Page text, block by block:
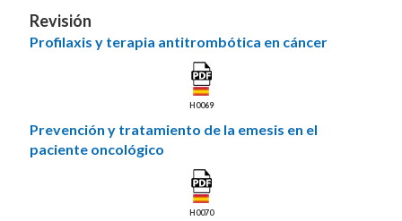
Revisión
Profilaxis y terapia antitrombótica en cáncer
H0069
Prevención y tratamiento de la emesis en el
paciente oncológico
H0070